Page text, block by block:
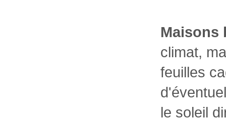
Maisons
climat,
feuilles
le soleil